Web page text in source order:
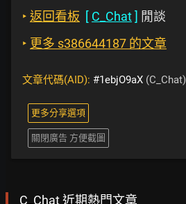
‣ 返回看板 [ C_Chat] 閒談
‣ 更多 s386644187 的文章
文章代碼(AID): #1ebjO9aX (C_Chat)
更多分享選項
關閉廣告 方便截圖
C_Chat 近期熱門文章